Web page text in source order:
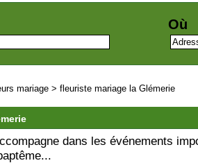
Où
mariage > fleuriste mariage la Glémerie
dans les événements